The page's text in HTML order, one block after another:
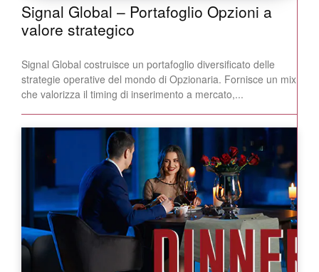
Signal Global – Portafoglio Opzioni a
valore strategico
Signal Global costruisce un portafoglio diversificato delle
strategie operative del mondo di Opzionaria. Fornisce un mix
che valorizza il timing di inserimento a mercato,...